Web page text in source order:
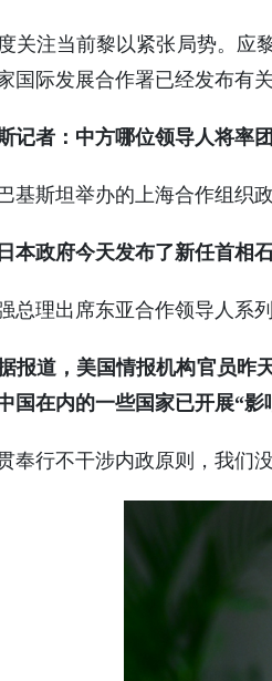
关注当前黎以紧张局势。应
国际发展合作署已经发布有
记者：中方哪位领导人将率
基斯坦举办的上海合作组织
本政府今天发布了新任首相
总理出席东亚合作领导人系
报道，美国情报机构官员昨
国在内的一些国家已开展“
奉行不干涉内政原则，我们